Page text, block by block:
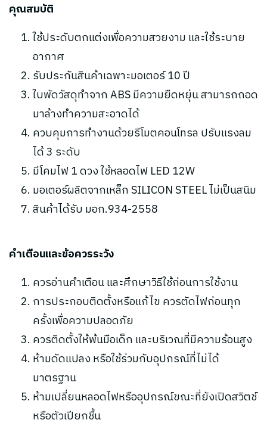
คุณสมบัติ
ใช้ประดับตกแต่งเพื่อความสวยงาม และใช้ระบาย
อากาศ
รับประกันสินค้าเฉพาะมอเตอร์ 10 ปี
ใบพัดวัสดุทำจาก ABS มีความยืดหยุ่น สามารถถอด
มาล้างทำความสะอาดได้
ควบคุมการทำงานด้วยรีโมตคอนโทรล ปรับแรงลม
ได้ 3 ระดับ
มีโคมไฟ 1 ดวง ใช้หลอดไฟ LED 12W
มอเตอร์ผลิตจากเหล็ก SILICON STEEL ไม่เป็นสนิม
สินค้าได้รับ มอก.934-2558
คำเตือนและข้อควรระวัง
ควรอ่านคำเตือน และศึกษาวิธีใช้ก่อนการใช้งาน
การประกอบติดตั้งหรือแก้ไข ควรตัดไฟก่อนทุก
ครั้งเพื่อความปลอดภัย
ควรติดตั้งให้พ้นมือเด็ก และบริเวณที่มีความร้อนสูง
ห้ามดัดแปลง หรือใช้ร่วมกับอุปกรณ์ที่ไม่ได้
มาตรฐาน
ห้ามเปลี่ยนหลอดไฟหรืออุปกรณ์ขณะที่ยังเปิดสวิตช์
หรือตัวเปียกชื้น